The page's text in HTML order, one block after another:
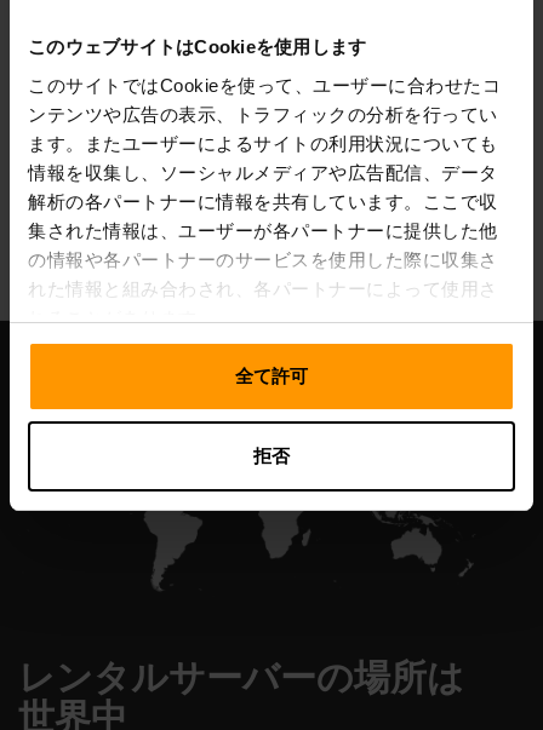
このウェブサイトはCookieを使用します
このサイトではCookieを使って、ユーザーに合わせたコ
ンテンツや広告の表示、トラフィックの分析を行ってい
ます。またユーザーによるサイトの利用状況についても
情報を収集し、ソーシャルメディアや広告配信、データ
解析の各パートナーに情報を共有しています。ここで収
集された情報は、ユーザーが各パートナーに提供した他
の情報や各パートナーのサービスを使用した際に収集さ
れた情報と組み合わされ、各パートナーによって使用さ
れることがあります。
全て許可
拒否
Valheim
サーバーホスティング
All Games
レンタルサーバーの場所は
世界中